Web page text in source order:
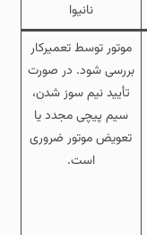
نانیوا
موتور توسط تعمیرکار
بررسی شود. در صورت
تأیید نیم‌ سوز شدن،
سیم‌ پیچی مجدد یا
تعویض موتور ضروری
است.